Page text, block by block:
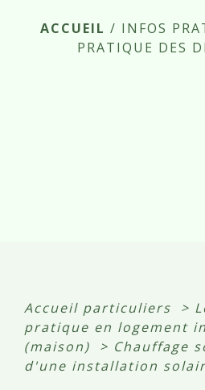
ACCUEIL / INFOS
PRATIQUE DES
Accueil particuliers >
pratique en logement
(maison)
> Chauffage
d'une installation